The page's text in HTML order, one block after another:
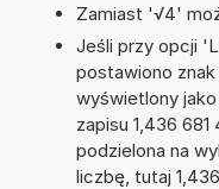
Zamiast '√4'
Jeśli przy opcji
postawiono
wyświetlony jako
zapisu 1,436
podzielona na
liczbę, tutaj